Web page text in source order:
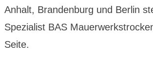
Anhalt, Brandenburg und Berlin
Spezialist BAS
Seite.